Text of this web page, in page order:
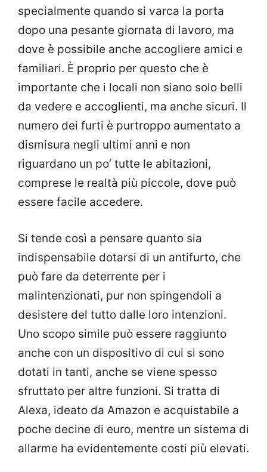
specialmente quando si varca la porta
dopo una pesante giornata di lavoro, ma
dove è possibile anche accogliere amici e
familiari. È proprio per questo che è
importante che i locali non siano solo belli
da vedere e accoglienti, ma anche sicuri. Il
numero dei furti è purtroppo aumentato a
dismisura negli ultimi anni e non
riguardano un po’ tutte le abitazioni,
comprese le realtà più piccole, dove può
essere facile accedere.
Si tende così a pensare quanto sia
indispensabile dotarsi di un antifurto, che
può fare da deterrente per i
malintenzionati, pur non spingendoli a
desistere del tutto dalle loro intenzioni.
Uno scopo simile può essere raggiunto
anche con un dispositivo di cui si sono
dotati in tanti, anche se viene spesso
sfruttato per altre funzioni. Si tratta di
Alexa, ideato da Amazon e acquistabile a
poche decine di euro, mentre un sistema di
allarme ha evidentemente costi più elevati.